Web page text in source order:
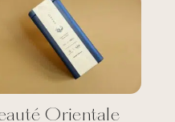
Orientale